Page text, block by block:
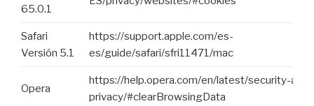
65.0.1
Safari
Versión 5.1
https://support.apple.com/es-
es/guide/safari/sfri11471/mac
Opera
https://help.opera.com/en/latest/security-and-
privacy/#clearBrowsingData